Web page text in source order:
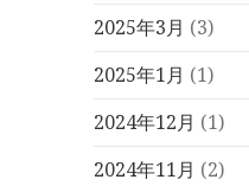
2025年3月 (3)
2025年1月 (1)
2024年12月 (1)
2024年11月 (2)